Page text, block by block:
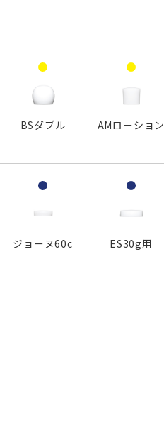
BSダブル AMローション
ジョーヌ60c ES30g用